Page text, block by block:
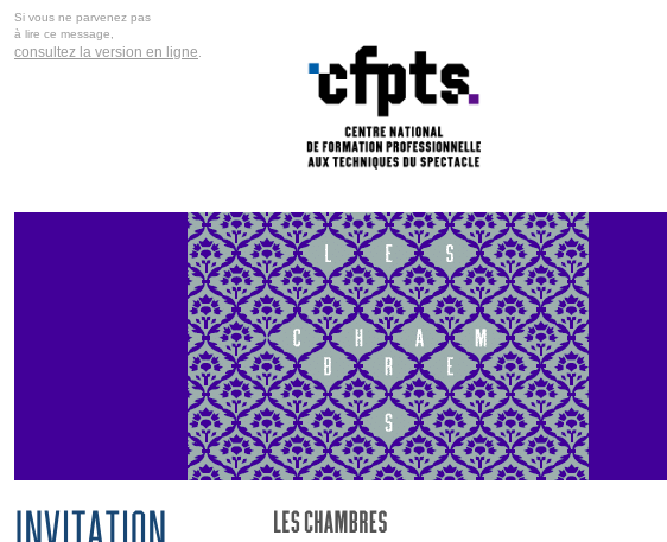
Si vous ne parvenez pas
à lire ce message,
consultez la version en ligne